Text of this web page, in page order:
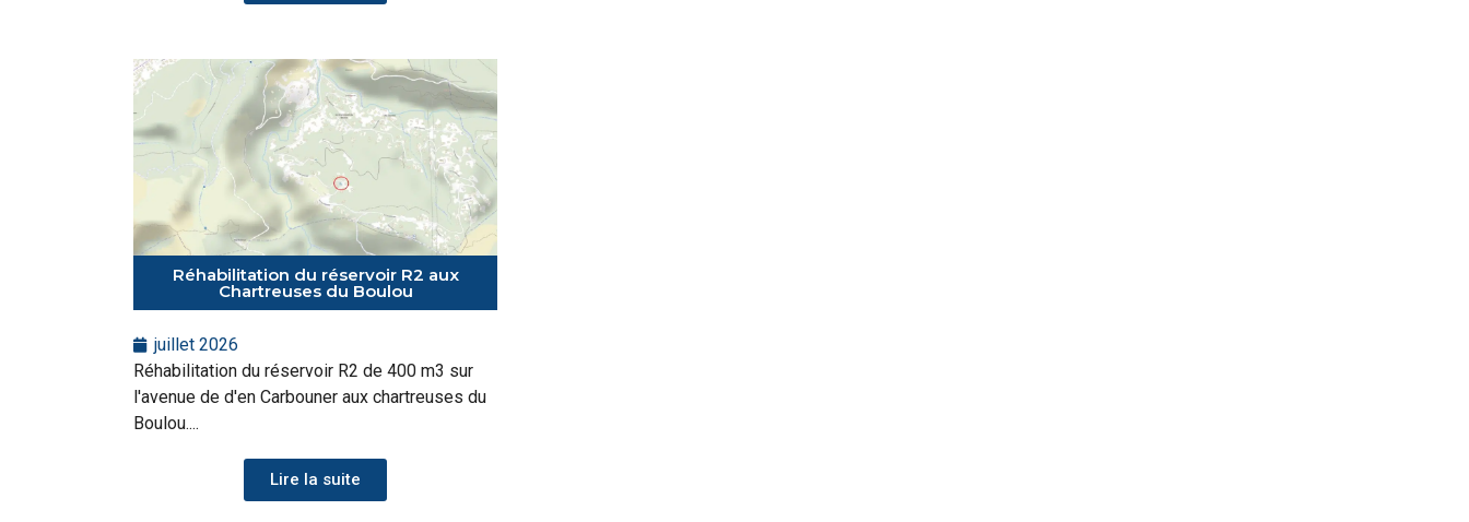
Réhabilitation du réservoir R2 aux
Chartreuses du Boulou
juillet 2026
Réhabilitation du réservoir R2 de 400 m3 sur
l'avenue de d'en Carbouner aux chartreuses du
Boulou....
Lire la suite